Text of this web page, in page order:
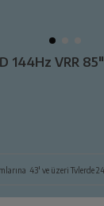
43' ve üzeri Tvlerde